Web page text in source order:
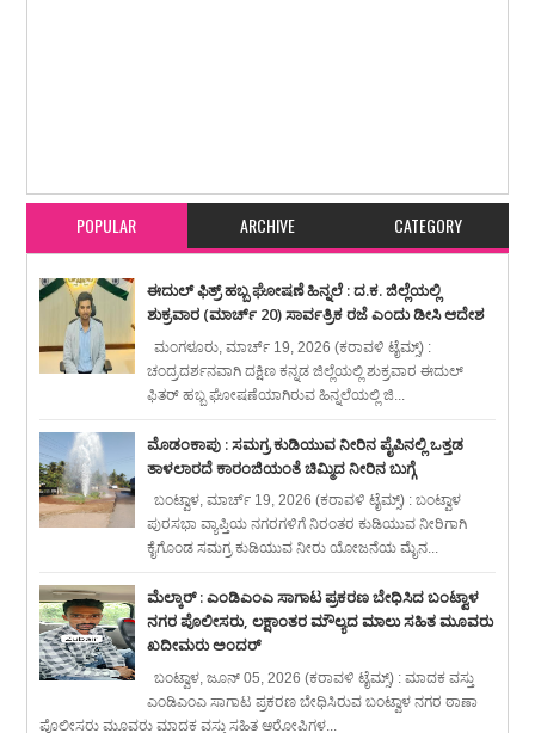
POPULAR ARCHIVE CATEGORY
ಈದುಲ್ ಫಿತ್ರ್ ಹಬ್ಬ ಘೋಷಣೆ ಹಿನ್ನಲೆ : ದ.ಕ. ಜಿಲ್ಲೆಯಲ್ಲಿ
ಶುಕ್ರವಾರ (ಮಾರ್ಚ್ 20) ಸಾರ್ವತ್ರಿಕ ರಜೆ ಎಂದು ಡೀಸಿ ಆದೇಶ
ಮಂಗಳೂರು, ಮಾರ್ಚ್ 19, 2026 (ಕರಾವಳಿ ಟೈಮ್ಸ್) :
ಚಂದ್ರದರ್ಶನವಾಗಿ ದಕ್ಷಿಣ ಕನ್ನಡ ಜಿಲ್ಲೆಯಲ್ಲಿ ಶುಕ್ರವಾರ ಈದುಲ್
ಫಿತರ್ ಹಬ್ಬ ಘೋಷಣೆಯಾಗಿರುವ ಹಿನ್ನಲೆಯಲ್ಲಿ ಜಿ...
ಮೊಡಂಕಾಪು : ಸಮಗ್ರ ಕುಡಿಯುವ ನೀರಿನ ಪೈಪಿನಲ್ಲಿ ಒತ್ತಡ
ತಾಳಲಾರದೆ ಕಾರಂಜಿಯಂತೆ ಚಿಮ್ಮಿದ ನೀರಿನ ಬುಗ್ಗೆ
ಬಂಟ್ವಾಳ, ಮಾರ್ಚ್ 19, 2026 (ಕರಾವಳಿ ಟೈಮ್ಸ್) : ಬಂಟ್ವಾಳ
ಪುರಸಭಾ ವ್ಯಾಪ್ತಿಯ ನಗರಗಳಿಗೆ ನಿರಂತರ ಕುಡಿಯುವ ನೀರಿಗಾಗಿ
ಕೈಗೊಂಡ ಸಮಗ್ರ ಕುಡಿಯುವ ನೀರು ಯೋಜನೆಯ ಮೈನ...
ಮೆಲ್ಕಾರ್ : ಎಂಡಿಎಂಎ ಸಾಗಾಟ ಪ್ರಕರಣ ಬೇಧಿಸಿದ ಬಂಟ್ವಾಳ
ನಗರ ಪೊಲೀಸರು, ಲಕ್ಷಾಂತರ ಮೌಲ್ಯದ ಮಾಲು ಸಹಿತ ಮೂವರು
ಖದೀಮರು ಅಂದರ್
ಬಂಟ್ವಾಳ, ಜೂನ್ 05, 2026 (ಕರಾವಳಿ ಟೈಮ್ಸ್) : ಮಾದಕ ವಸ್ತು
ಎಂಡಿಎಂಎ ಸಾಗಾಟ ಪ್ರಕರಣ ಬೇಧಿಸಿರುವ ಬಂಟ್ವಾಳ ನಗರ ಠಾಣಾ
ಪೊಲೀಸರು ಮೂವರು ಮಾದಕ ವಸ್ತು ಸಹಿತ ಆರೋಪಿಗಳ...